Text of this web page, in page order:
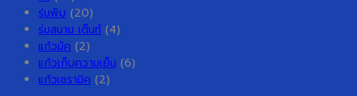
ร่มพับ (20)
ร่มสนาม เต็นท์ (4)
แก้วมัค (2)
แก้วเก็บความเย็น (6)
แก้วเซรามิค (2)